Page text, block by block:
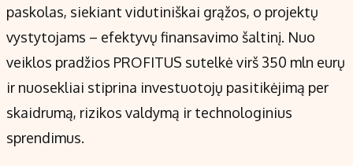
paskolas, siekiant vidutiniškai grąžos, o projektų
vystytojams – efektyvų finansavimo šaltinį. Nuo
veiklos pradžios PROFITUS sutelkė virš 350 mln eurų
ir nuosekliai stiprina investuotojų pasitikėjimą per
skaidrumą, rizikos valdymą ir technologinius
sprendimus.